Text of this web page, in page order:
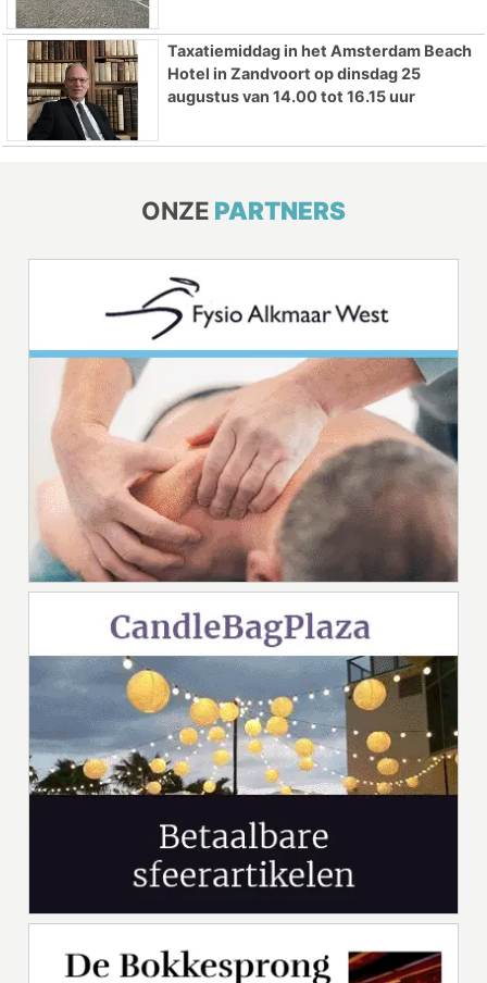
Taxatiemiddag in het Amsterdam Beach
Hotel in Zandvoort op dinsdag 25
augustus van 14.00 tot 16.15 uur
ONZE PARTNERS